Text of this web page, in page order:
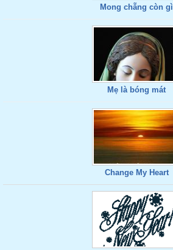
Mong chẵng còn gì
Mẹ là bóng mát
Change My Heart